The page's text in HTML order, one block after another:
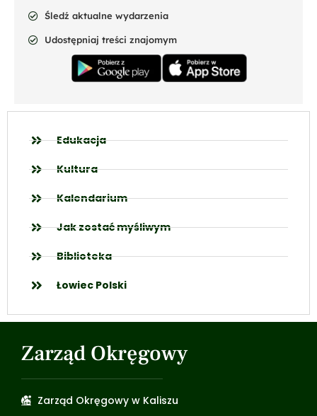
Śledź aktualne wydarzenia
Udostępniaj treści znajomym
Edukacja
Kultura
Kalendarium
Jak zostać myśliwym
Biblioteka
Łowiec Polski
Zarząd Okręgowy
Zarząd Okręgowy w Kaliszu